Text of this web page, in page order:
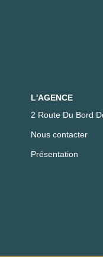
L'AGENCE
2 Route Du Bord
Nous contacter
Présentation